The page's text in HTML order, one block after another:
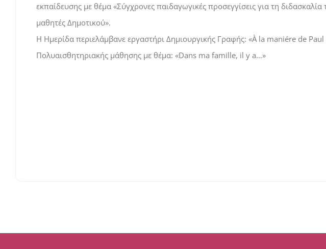
εκπαίδευσης με θέμα «Σύγχρονες παιδαγωγικές προσεγγίσεις για τη
μαθητές Δημοτικού».
Η Ημερίδα περιελάμβανε εργαστήρι Δημιουργικής Γραφής: «À la maniére de
Πολυαισθητηριακής μάθησης με θέμα: «Dans ma famille, il y a…»